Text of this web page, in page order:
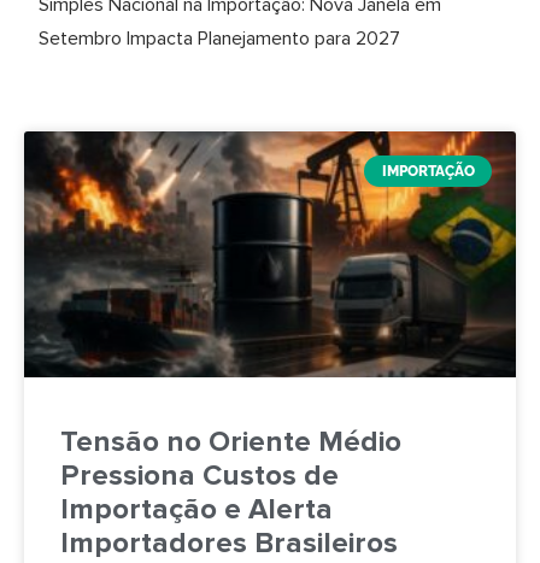
Simples Nacional na Importação: Nova Janela em
Setembro Impacta Planejamento para 2027
IMPORTAÇÃO
Tensão no Oriente Médio
Pressiona Custos de
Importação e Alerta
Importadores Brasileiros